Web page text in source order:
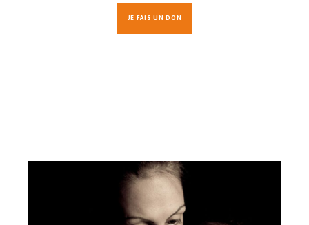
JE FAIS UN DON